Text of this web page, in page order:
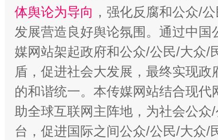
体舆论为导向 ，强化反腐和公众/
发展营造良好舆论氛围。通过中
媒网站架起政府和公众/公民/大众/
盾，促进社会大发展，最终实现
的和谐统一。本传媒网站结合现
助全球互联网主阵地，为社会公
台，促进国际之间公众/公民/大众/